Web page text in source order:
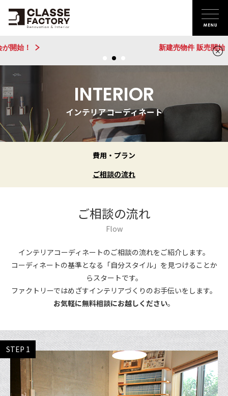
INTERIOR
インテリアコーディネート
費用・プラン
ご相談の流れ
ご相談の流れ
Flow
インテリアコーディネートのご相談の流れをご紹介します。
コーディネートの基準となる「自分スタイル」を見つけることか
らスタートです。
ファクトリーではめざすインテリアづくりのお手伝いをします。
お気軽に無料相談にお越しください。
STEP 1